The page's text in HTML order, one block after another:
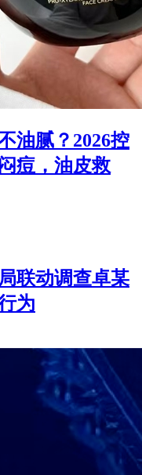
油腻？2026控
痘，油皮救
联动调查卓某
为